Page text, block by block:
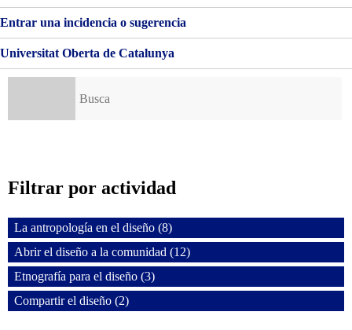
Entrar una incidencia o sugerencia
Universitat Oberta de Catalunya
Filtrar por actividad
La antropología en el diseño (8)
Abrir el diseño a la comunidad (12)
Etnografía para el diseño (3)
Compartir el diseño (2)